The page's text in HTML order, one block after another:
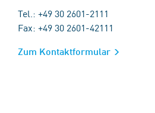
Tel.: +49 30 2601-2111
Fax: +49 30 2601-42111
Zum Kontaktformular